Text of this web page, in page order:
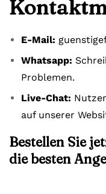
E-Mail:
Whatsapp:
Problemen.
Live-Chat:
auf unserer
Bestellen Sie
die besten